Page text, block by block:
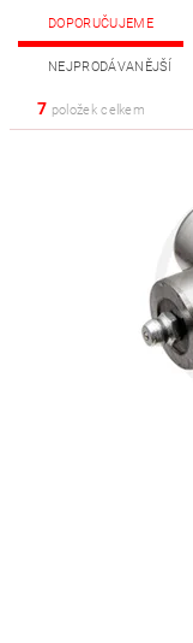
DOPORUČUJEME
NEJPRODÁVANĚJŠÍ
7 položek celkem